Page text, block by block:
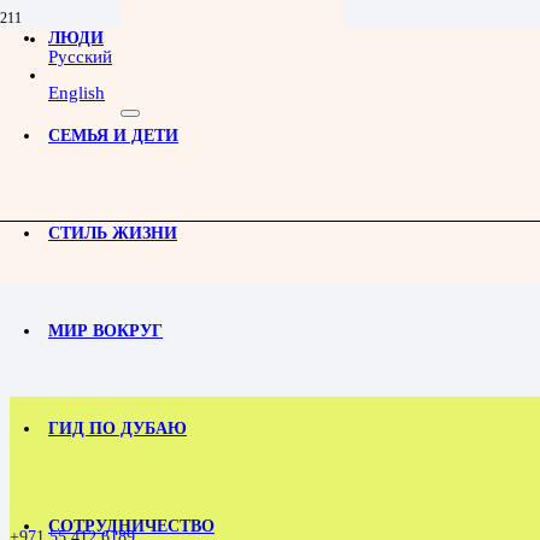
Русский
English
ЛЮДИ
СЕМЬЯ И ДЕТИ
СТИЛЬ ЖИЗНИ
МИР ВОКРУГ
ГИД ПО ДУБАЮ
СОТРУДНИЧЕСТВО
Арт Маршруты
Отправьтесь в путешествие по старым районам и DIFC,